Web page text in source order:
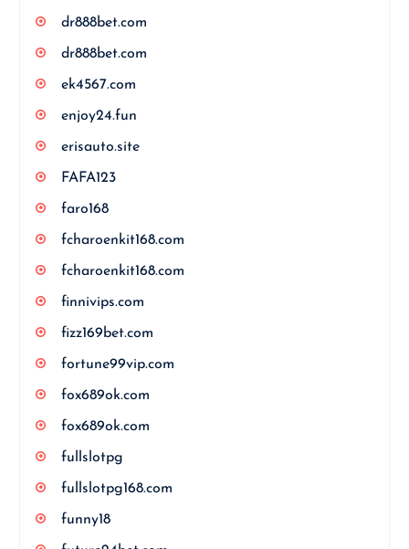
dr888bet.com
dr888bet.com
ek4567.com
enjoy24.fun
erisauto.site
FAFA123
faro168
fcharoenkit168.com
fcharoenkit168.com
finnivips.com
fizz169bet.com
fortune99vip.com
fox689ok.com
fox689ok.com
fullslotpg
fullslotpg168.com
funny18